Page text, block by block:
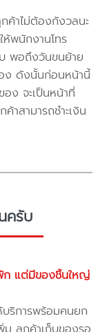
ค้าไม่ต้องกังวลนะ
ห้พนักงานโทร
พอถึงวันขนย้าย
ง ดังนั้นก่อนหน้านี้
ง จะเป็นหน้าที่
าสามารถชำะเงิน
ครับ
ก แต่มีของชิ้นใหญ่
บริการพร้อมคนยก